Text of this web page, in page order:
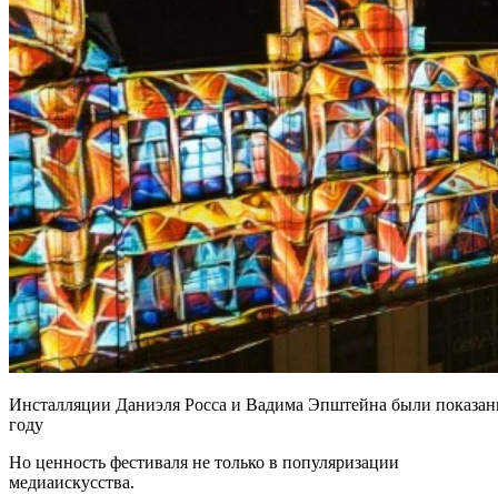
Инсталляции Даниэля Росса и Вадима Эпштейна были
году
Но ценность фестиваля не только в популяризации
медиаискусства.